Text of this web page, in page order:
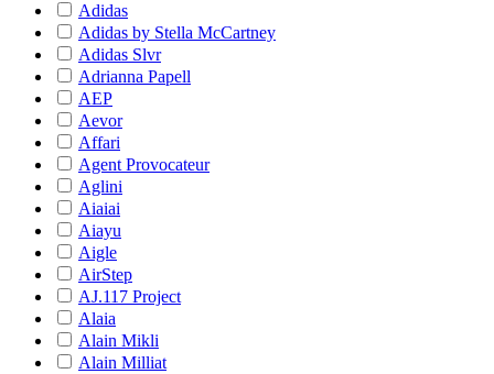
Adidas
Adidas by Stella McCartney
Adidas Slvr
Adrianna Papell
AEP
Aevor
Affari
Agent Provocateur
Aglini
Aiaiai
Aiayu
Aigle
AirStep
AJ.117 Project
Alaia
Alain Mikli
Alain Milliat